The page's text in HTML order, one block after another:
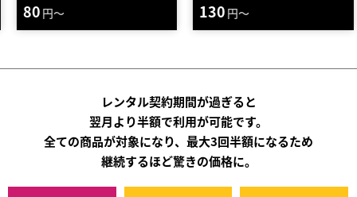
80円～ 130円～
レンタル契約期間が過ぎると
翌月より半額で利用が可能です。
全ての商品が対象になり、最大3回半額になるため
継続するほど驚きの価格に。